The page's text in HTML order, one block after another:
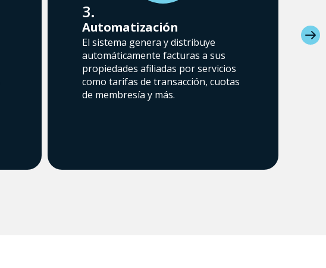
3.
Automatización
El sistema genera y distribuye
automáticamente facturas a sus
propiedades afiliadas por servicios
como tarifas de transacción, cuotas
de membresía y más.